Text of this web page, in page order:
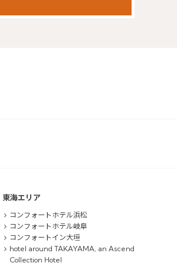
東海エリア
コンフォートホテル浜松
コンフォートホテル岐阜
コンフォートイン大垣
hotel around TAKAYAMA, an Ascend
Collection Hotel